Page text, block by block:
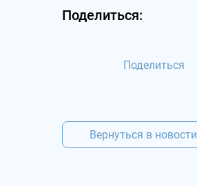
Поделиться:
Поделиться
Вернуться в новости